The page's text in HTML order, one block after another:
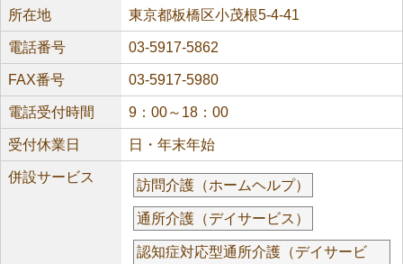
所在地 東京都板橋区小茂根5-4-41
電話番号 03-5917-5862
FAX番号 03-5917-5980
電話受付時間 9：00～18：00
受付休業日 日・年末年始
併設サービス
訪問介護（ホームヘルプ）
通所介護（デイサービス）
認知症対応型通所介護（デイサービ